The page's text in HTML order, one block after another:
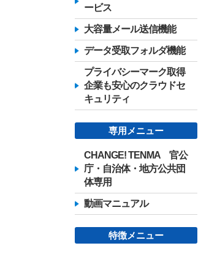
ービス
大容量メール送信機能
データ受取フォルダ機能
プライバシーマーク取得
企業も安心のクラウドセ
キュリティ
専用メニュー
CHANGE! TENMA 官公
庁・自治体・地方公共団
体専用
動画マニュアル
特徴メニュー